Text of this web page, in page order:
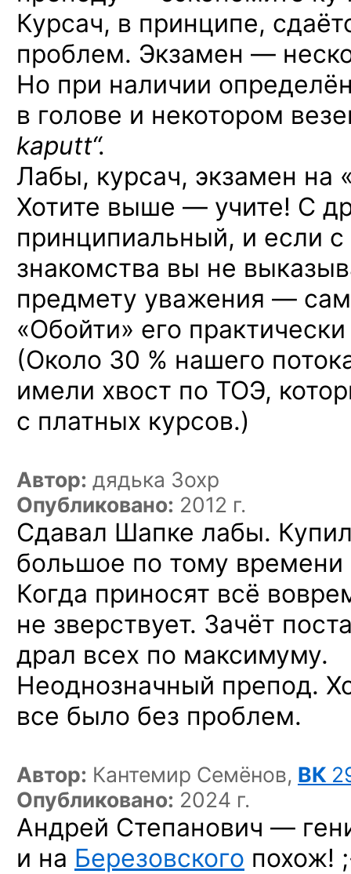
Курсач, в принципе,
проблем. Экзамен —
Но при наличии
в голове и некотором
kaputt“.
Лабы, курсач, экзамен на
Хотите выше — учите! С
принципиальный, и если
знакомства вы не
предмету уважения —
«Обойти» его
(Около 30 % нашего
имели хвост по ТОЭ,
с платных курсов.)
Автор: дядька Зохр
Опубликовано: 2012 г.
Сдавал Шапке лабы.
большое по тому времени
Когда приносят всё
не зверствует. Зачёт
драл всех по максимуму.
Неоднозначный препод.
все было без проблем.
Автор: Кантемир Семёнов, ВК
Опубликовано: 2024 г.
Андрей Степанович —
и на Березовского похож!